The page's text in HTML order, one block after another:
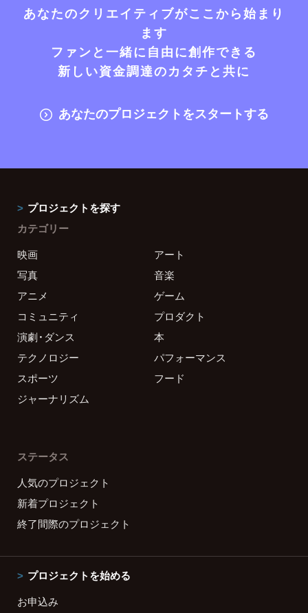
あなたのクリエイティブがここから始まり
ます
ファンと一緒に自由に創作できる
新しい資金調達のカタチと共に
あなたのプロジェクトをスタートする
プロジェクトを探す
カテゴリー
映画
アート
写真
音楽
アニメ
ゲーム
コミュニティ
プロダクト
演劇・ダンス
本
テクノロジー
パフォーマンス
スポーツ
フード
ジャーナリズム
ステータス
人気のプロジェクト
新着プロジェクト
終了間際のプロジェクト
プロジェクトを始める
お申込み